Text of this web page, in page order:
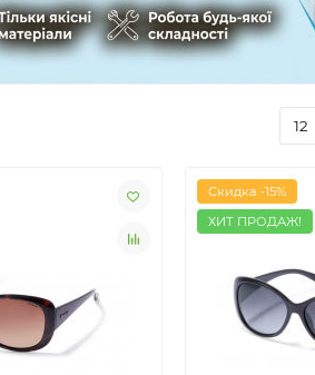
Скидка -15%
ХИТ ПРОДАЖ!